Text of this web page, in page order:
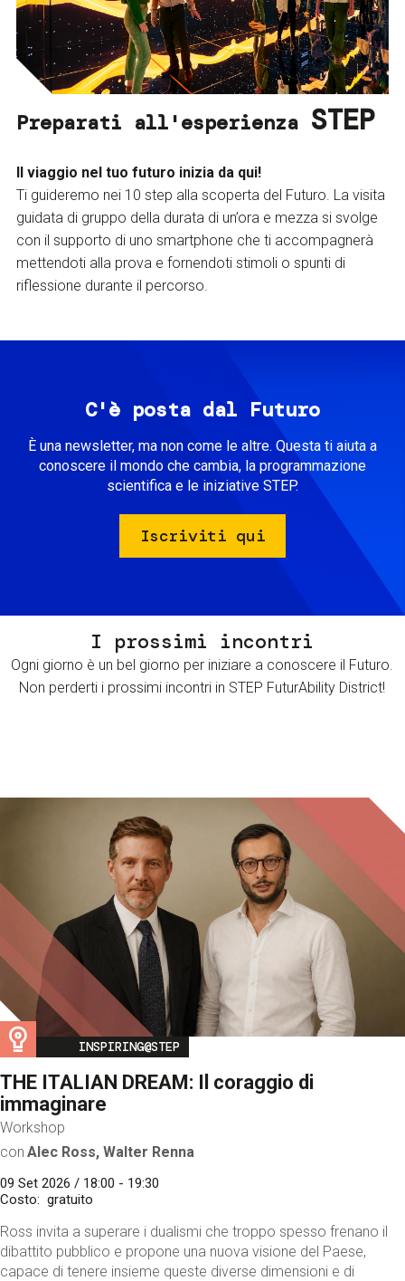
Preparati all'esperienza STEP
Il viaggio nel tuo futuro inizia da qui!
Ti guideremo nei 10 step alla scoperta del Futuro. La visita
guidata di gruppo della durata di un’ora e mezza si svolge
con il supporto di uno smartphone che ti accompagnerà
mettendoti alla prova e fornendoti stimoli o spunti di
riflessione durante il percorso.
C'è posta dal Futuro
È una newsletter, ma non come le altre. Questa ti aiuta a
conoscere il mondo che cambia, la programmazione
scientifica e le iniziative STEP.
Iscriviti qui
I prossimi incontri
Ogni giorno è un bel giorno per iniziare a conoscere il Futuro.
Non perderti i prossimi incontri in STEP FuturAbility District!
Image
INSPIRING@STEP
THE ITALIAN DREAM: Il coraggio di
immaginare
Workshop
con Alec Ross, Walter Renna
09 Set 2026 / 18:00 - 19:30
Costo
gratuito
Ross invita a superare i dualismi che troppo spesso frenano il
dibattito pubblico e propone una nuova visione del Paese,
capace di tenere insieme queste diverse dimensioni e di